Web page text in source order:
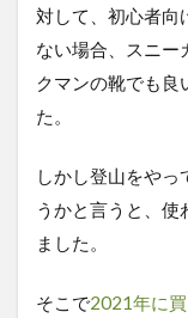
対して、初心者向
ない場合、スニー
クマンの靴でも良
た。
しかし登山をや
うかと言うと、使
ました。
そこで2021年に